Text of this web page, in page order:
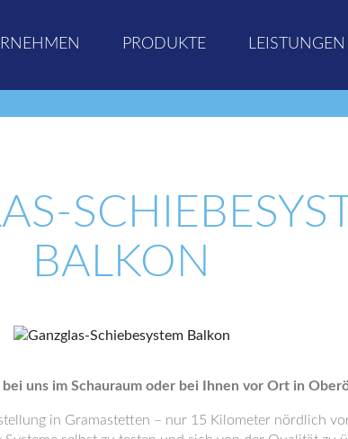
PRODUKTE LEISTUNGEN
BALKON
uns im Schauraum oder bei Ihnen vor Ort in
in Gramastetten – nur 15 Kilometer nördlich